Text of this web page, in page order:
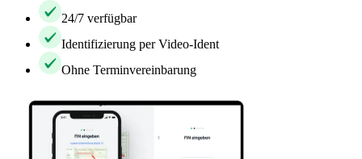
24/7 verfügbar
Identifizierung per Video-Ident
Ohne Terminvereinbarung